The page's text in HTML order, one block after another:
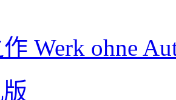
Werk ohne